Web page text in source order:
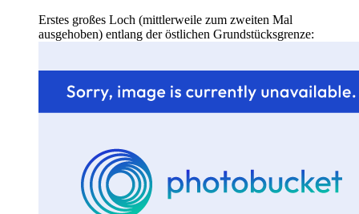
Erstes großes Loch (mittlerweile zum zweiten Mal
ausgehoben) entlang der östlichen Grundstücksgrenze: